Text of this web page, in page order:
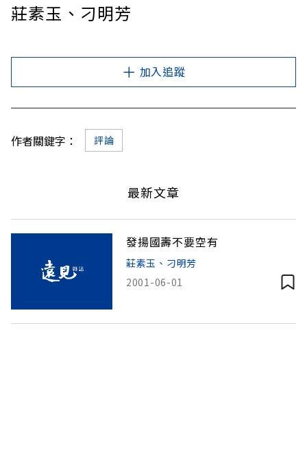
莊素玉、刁明芳
加入追蹤
作者關鍵字： 評論
最新文章
發揚國壽不要空有
莊素玉、刁明芳
2001-06-01